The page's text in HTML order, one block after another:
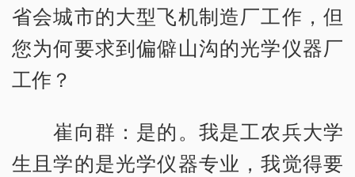
省会城市的大型飞机制造厂工作，但
您为何要求到偏僻山沟的光学仪器厂
工作？
崔向群：是的。我是工农兵大学
生且学的是光学仪器专业，我觉得要